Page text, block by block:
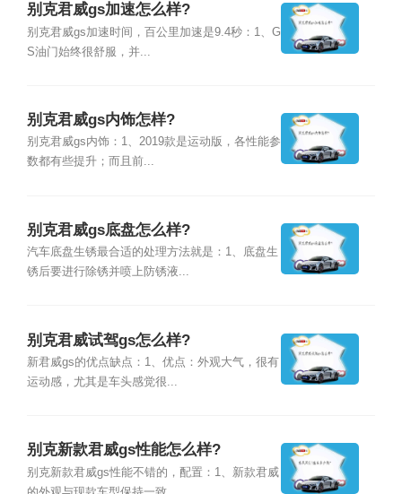
别克君威gs加速怎么样?
别克君威gs加速时间，百公里加速是9.4秒：1、G
S油门始终很舒服，并...
别克君威gs内饰怎样?
别克君威gs内饰：1、2019款是运动版，各性能参
数都有些提升；而且前...
别克君威gs底盘怎么样?
汽车底盘生锈最合适的处理方法就是：1、底盘生
锈后要进行除锈并喷上防锈液...
别克君威试驾gs怎么样?
新君威gs的优点缺点：1、优点：外观大气，很有
运动感，尤其是车头感觉很...
别克新款君威gs性能怎么样?
别克新款君威gs性能不错的，配置：1、新款君威